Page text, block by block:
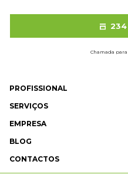
PROFISSIONAL
SERVIÇOS
EMPRESA
BLOG
CONTACTOS
234
Chamada